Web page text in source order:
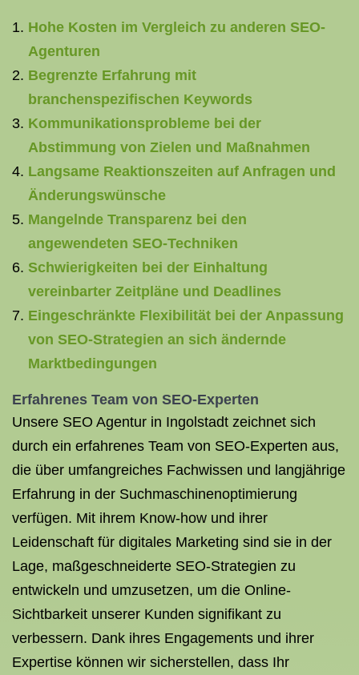
Hohe Kosten im Vergleich zu anderen SEO-
Agenturen
Begrenzte Erfahrung mit
branchenspezifischen Keywords
Kommunikationsprobleme bei der
Abstimmung von Zielen und Maßnahmen
Langsame Reaktionszeiten auf Anfragen und
Änderungswünsche
Mangelnde Transparenz bei den
angewendeten SEO-Techniken
Schwierigkeiten bei der Einhaltung
vereinbarter Zeitpläne und Deadlines
Eingeschränkte Flexibilität bei der Anpassung
von SEO-Strategien an sich ändernde
Marktbedingungen
Erfahrenes Team von SEO-Experten
Unsere SEO Agentur in Ingolstadt zeichnet sich
durch ein erfahrenes Team von SEO-Experten aus,
die über umfangreiches Fachwissen und langjährige
Erfahrung in der Suchmaschinenoptimierung
verfügen. Mit ihrem Know-how und ihrer
Leidenschaft für digitales Marketing sind sie in der
Lage, maßgeschneiderte SEO-Strategien zu
entwickeln und umzusetzen, um die Online-
Sichtbarkeit unserer Kunden signifikant zu
verbessern. Dank ihres Engagements und ihrer
Expertise können wir sicherstellen, dass Ihr